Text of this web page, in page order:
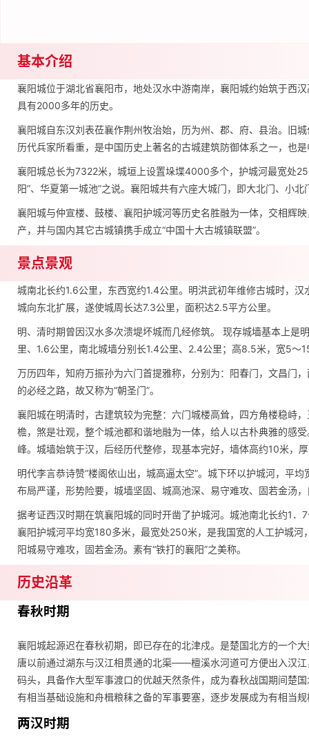
基本介绍
襄阳城位于湖北省襄阳市，地处汉水中游南岸，襄阳城约始筑于西
具有2000多年的历史。
襄阳城自东汉刘表莅襄作荆州牧治始，历为州、郡、府、县治。旧
历代兵家所看重，是中国历史上著名的古城建筑防御体系之一，也
襄阳城总长为7322米，城垣上设置垛堞4000多个，护城河最宽处
阳”、华夏第一城池”之说。襄阳城共有六座大城门，即大北门、小
襄阳城与仲宣楼、鼓楼、襄阳护城河等历史名胜融为一体，交相辉
产，并与国内其它古城镇携手成立“中国十大古城镇联盟”。
景点景观
城南北长约1.6公里，东西宽约1.4公里。明洪武初年维修古城时，
城向东北扩展，遂使城周长达7.3公里，面积达2.5平方公里。
明、清时期曾因汉水多次溃堤坏城而几经修筑。 现存城墙基本上
里、1.6公里，南北城墙分别长1.4公里、2.4公里；高8.5米，宽5～
万历四年，知府万振孙为六门首提雅称，分别为：阳春门，文昌门
的必经之路，故又称为“朝圣门”。
襄阳城在明清时，古建筑较为完整：六门城楼高耸，四方角楼稳峙
檐，煞是壮观，整个城池都和谐地融为一体，给人以古朴典雅的感
峰。城墙始筑于汉，后经历代整修，现基本完好，墙体高约10米，
明代李言恭诗赞“楼阁依山出，城高逼太空”。城下环以护城河，平
布局严谨，形势险要，城墙坚固、城高池深、易守难攻、固若金汤，
据考证西汉时期在筑襄阳城的同时开凿了护城河。城池南北长约1
襄阳护城河平均宽180多米，最宽处250米，是我国宽的人工护城河
阳城易守难攻，固若金汤。素有“铁打的襄阳”之美称。
历史沿革
春秋时期
襄阳城起源迟在春秋初期，即已存在的北津戍。是楚国北方的一个
唐以前通过湖东与汉江相贯通的北渠——檀溪水河道可方便出入汉
码头，具备作大型军事渡口的优越天然条件，成为春秋战国期间楚
有相当基础设施和舟楫粮秣之备的军事要塞，逐步发展成为有相当
两汉时期